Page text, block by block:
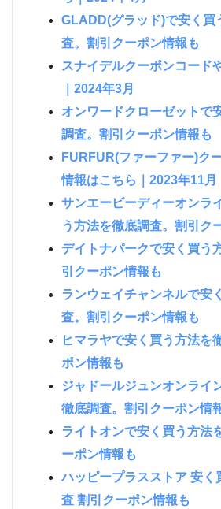
GLADD(グラッド)で安く買
査。割引クーポン情報も
スナイデルクーポンコード
｜2024年3月
オンワードクローゼットで
調査。割引クーポン情報も
FURFUR(ファーファー)ク
情報はこちら｜2023年11月
サンエービーディーオンラ
う方法を徹底調査。割引ク
デイトナパークで安く買う
引クーポン情報も
ランウェイチャンネルで安
査。割引クーポン情報も
ヒマラヤで安く買う方法を
ポン情報も
ジャドールジュンオンライ
徹底調査。割引クーポン情
ライトオンで安く買う方法
ーポン情報も
ハッピープラスストア 安く
査 割引クーポン情報も